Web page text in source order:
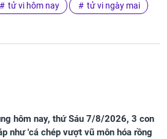
tử vi hôm nay tử vi ngày mai
hôm nay, thứ Sáu 7/8/2026, 3 con
như 'cá chép vượt vũ môn hóa rồng